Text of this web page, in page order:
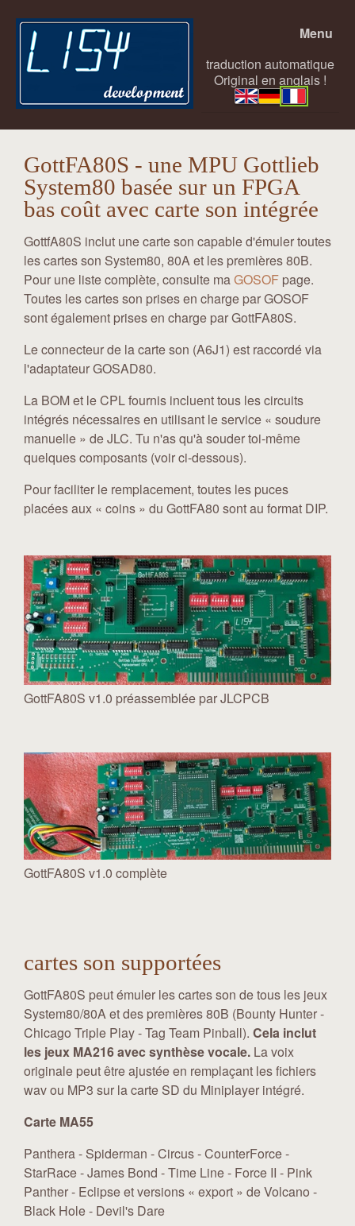
Menu
traduction automatique
Original en anglais !
GottFA80S - une MPU Gottlieb
System80 basée sur un FPGA
bas coût avec carte son intégrée
GottfA80S inclut une carte son capable d'émuler toutes
les cartes son System80, 80A et les premières 80B.
Pour une liste complète, consulte maGOSOF page.
Toutes les cartes son prises en charge par GOSOF
sont également prises en charge par GottFA80S.
Le connecteur de la carte son (A6J1) est raccordé via
l'adaptateur GOSAD80.
La BOM et le CPL fournis incluent tous les circuits
intégrés nécessaires en utilisant le service « soudure
manuelle » de JLC. Tu n'as qu'à souder toi-même
quelques composants (voir ci-dessous).
Pour faciliter le remplacement, toutes les puces
placées aux « coins » du GottFA80 sont au format DIP.
GottFA80S v1.0 préassemblée par JLCPCB
GottFA80S v1.0 complète
cartes son supportées
GottFA80S peut émuler les cartes son de tous les jeux
System80/80A et des premières 80B (Bounty Hunter -
Chicago Triple Play - Tag Team Pinball). Cela inclut
les jeux MA216 avec synthèse vocale. La voix
originale peut être ajustée en remplaçant les fichiers
wav ou MP3 sur la carte SD du Miniplayer intégré.
Carte MA55
Panthera - Spiderman - Circus - CounterForce -
StarRace - James Bond - Time Line - Force II - Pink
Panther - Eclipse et versions « export » de Volcano -
Black Hole - Devil's Dare